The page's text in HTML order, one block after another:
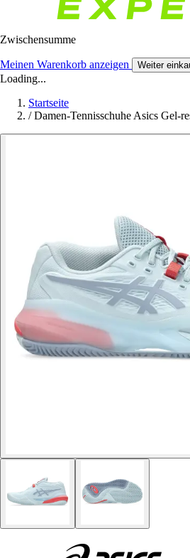
Zwischensumme
Meinen Warenkorb anzeigen Weiter
Loading...
Startseite
/ Damen-Tennisschuhe Asics Gel-